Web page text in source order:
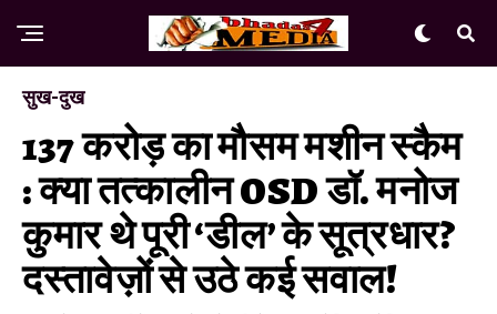
सुख-दुख
137 करोड़ का मौसम मशीन स्कैम
: क्या तत्कालीन OSD डॉ. मनोज
कुमार थे पूरी ‘डील’ के सूत्रधार?
दस्तावेज़ों से उठे कई सवाल!